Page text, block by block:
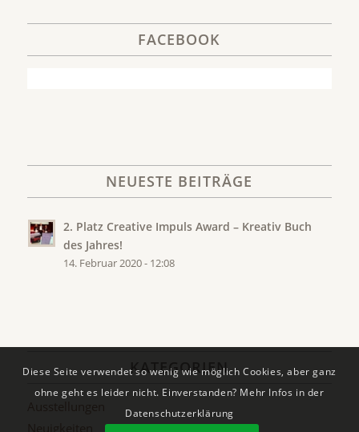
FACEBOOK
NEUESTE BEITRÄGE
2. Platz Creative Impuls Award – Kreativ Buch
des Jahres!
14. Februar 2020 - 12:08
KATEGORIEN
Diese Seite verwendet so wenig wie möglich Cookies, aber ganz
ohne geht es leider nicht. Einverstanden? Mehr Infos in der
Datenschutzerklärung